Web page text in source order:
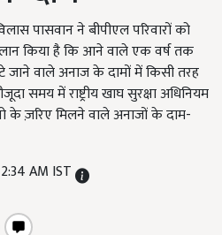
पासवान ने बीपीएल परिवारों को
किया है कि आने वाले एक वर्ष तक
जाने वाले अनाज के दामों में किसी तरह
समय में राष्ट्रीय खाघ सुरक्षा अधिनियम
के ज़रिए मिलने वाले अनाजों के दाम-
AM IST